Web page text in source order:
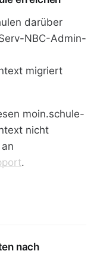
darüber
NBC-Admin-
migriert
moin.schule-
nicht
.
nach